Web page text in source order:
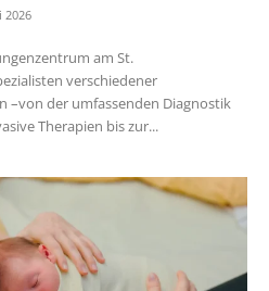
2026
am St.
verschiedener
–von der umfassenden Diagnostik
Therapien bis zur...